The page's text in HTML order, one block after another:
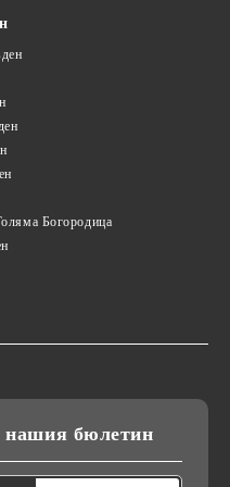
Богородица
нашия бюлетин